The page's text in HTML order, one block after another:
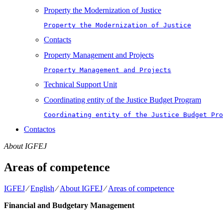
Property the Modernization of Justice
Property the Modernization of Justice
Contacts
Property Management and Projects
Property Management and Projects
Technical Support Unit
Coordinating entity of the Justice Budget Program
Coordinating entity of the Justice Budget
Contactos
About IGFEJ
Areas of competence
IGFEJ⁄English⁄About IGFEJ⁄Areas of competence
Financial and Budgetary Management